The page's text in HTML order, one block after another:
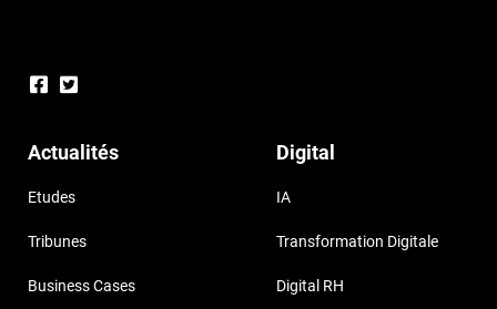
Actualités
Etudes
Tribunes
Business Cases
Digital
IA
Transformation Digitale
Digital RH